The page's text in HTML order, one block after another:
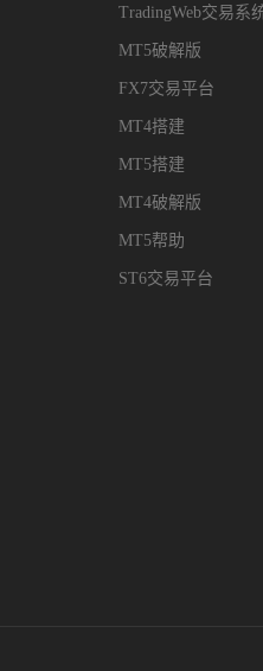
TradingWeb交易系
MT5破解版
FX7交易平台
MT4搭建
MT5搭建
MT4破解版
MT5帮助
ST6交易平台